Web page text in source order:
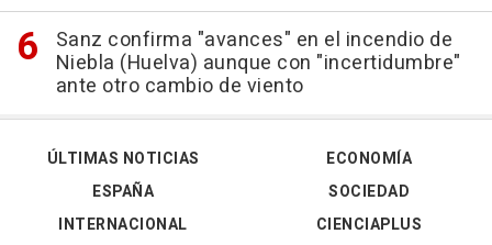
Sanz confirma "avances" en el incendio de
Niebla (Huelva) aunque con "incertidumbre"
ante otro cambio de viento
ÚLTIMAS NOTICIAS
ESPAÑA
INTERNACIONAL
ECONOMÍA
SOCIEDAD
CIENCIAPLUS